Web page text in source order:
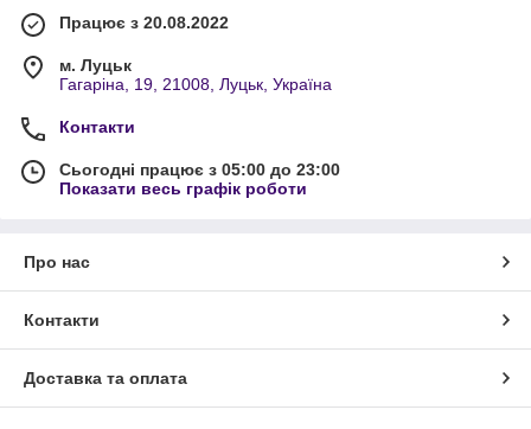
Працює з 20.08.2022
м. Луцьк
Гагаріна, 19, 21008, Луцьк, Україна
Контакти
Сьогодні працює з 05:00 до 23:00
Показати весь графік роботи
Про нас
Контакти
Доставка та оплата